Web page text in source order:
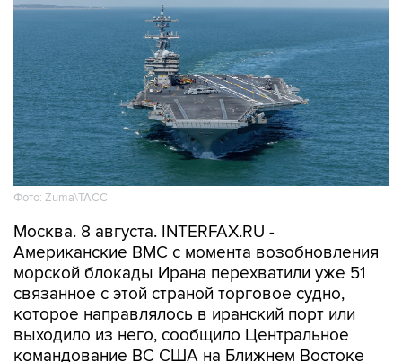
Фото: Zuma\ТАСС
Москва. 8 августа. INTERFAX.RU -
Американские ВМС с момента возобновления
морской блокады Ирана перехватили уже 51
связанное с этой страной торговое судно,
которое направлялось в иранский порт или
выходило из него, сообщило Центральное
командование ВС США на Ближнем Востоке